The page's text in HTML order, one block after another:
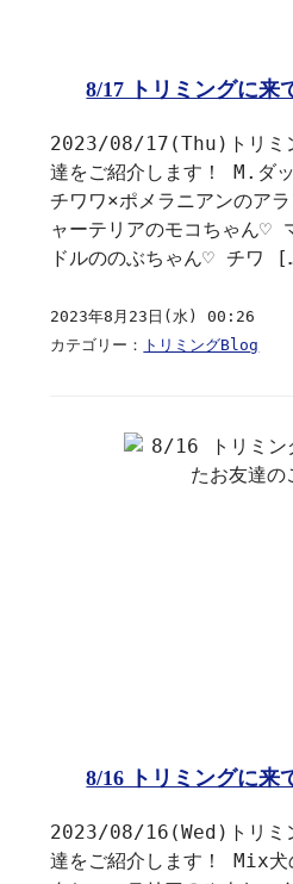
8/17 トリミングに来
2023/08/17(Thu)トリミ
達をご紹介します！ M.ダ
チワワ×ポメラニアンのア
ャーテリアのモコちゃん♡
ドルののぶちゃん♡ チワ
2023年8月23日(水) 00:26
カテゴリー： トリミングBlog
8/16 トリミングに来
2023/08/16(Wed)トリミ
達をご紹介します！ Mix